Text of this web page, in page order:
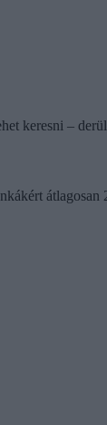
keresni –
átlagosan